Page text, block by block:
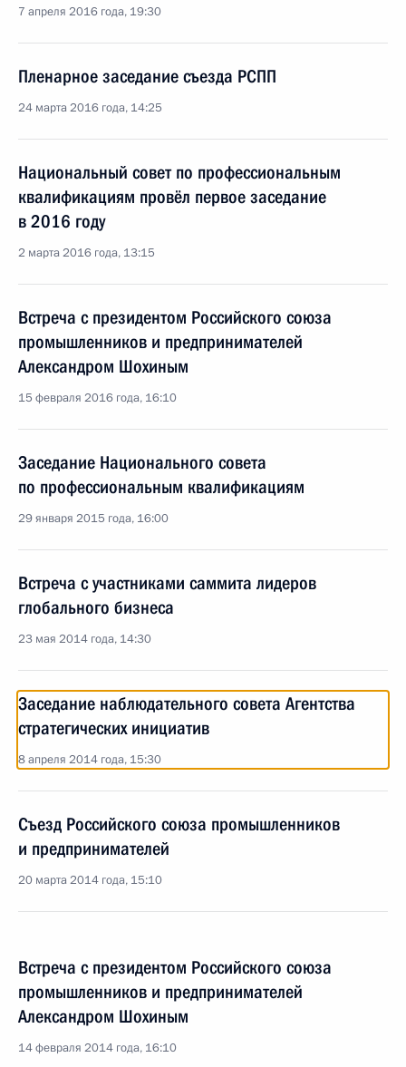
7 апреля 2016 года, 19:30
Пленарное заседание съезда РСПП
24 марта 2016 года, 14:25
Национальный совет по профессиональным
квалификациям провёл первое заседание
в 2016 году
2 марта 2016 года, 13:15
Встреча с президентом Российского союза
промышленников и предпринимателей
Александром Шохиным
15 февраля 2016 года, 16:10
Заседание Национального совета
по профессиональным квалификациям
29 января 2015 года, 16:00
Встреча с участниками саммита лидеров
глобального бизнеса
23 мая 2014 года, 14:30
Заседание наблюдательного совета Агентства
стратегических инициатив
8 апреля 2014 года, 15:30
Съезд Российского союза промышленников
и предпринимателей
20 марта 2014 года, 15:10
Встреча с президентом Российского союза
промышленников и предпринимателей
Александром Шохиным
14 февраля 2014 года, 16:10